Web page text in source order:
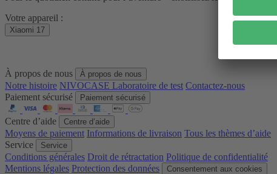
Votre appareil :
Xiaomi 17
À propos de nous À propos de nous
Notre histoire NIVOCASE Laboratoire de test Contactez-nous
Paiement sécurisé
Paiement sécurisé
Centre d’aide Centre d’aide
Moyens de paiement Informations de livraison Tous les thèmes d’aide
Service
Service
Conditions générales Droit de rétractation Politique de confidentialité
Mentions légales Protection des données Consentement aux cookies